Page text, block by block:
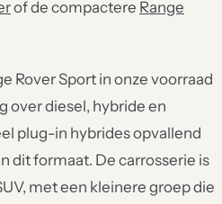
of de compactere Range
Rover Sport in onze voorraad
over diesel, hybride en
plug-in hybrides opvallend
dit formaat. De carrosserie is
met een kleinere groep die